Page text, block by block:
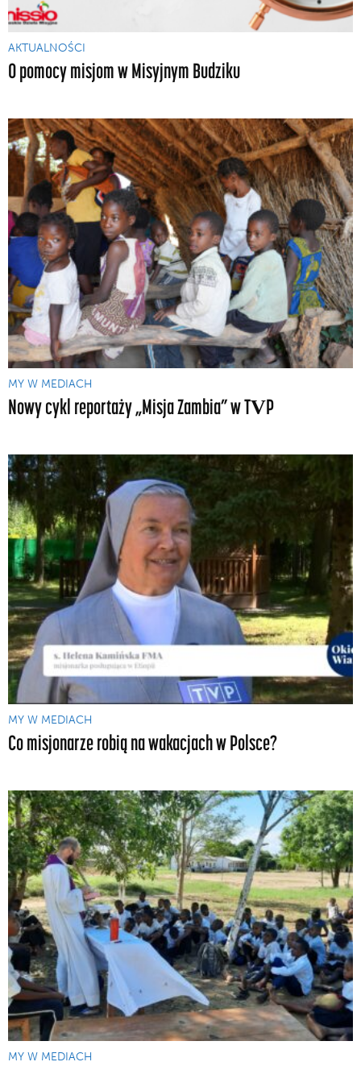
AKTUALNOŚCI
O pomocy misjom w Misyjnym Budziku
MY W MEDIACH
Nowy cykl reportaży „Misja Zambia” w TVP
MY W MEDIACH
Co misjonarze robią na wakacjach w Polsce?
MY W MEDIACH